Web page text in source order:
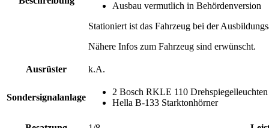
Ausbau vermutlich in Behördenversion
Stationiert ist das Fahrzeug bei der
Nähere Infos zum Fahrzeug sind erwünscht.
Ausrüster k.A.
Sondersignalanlage
2 Bosch RKLE 110 Drehspiegelleuchten
Hella B-133 Starktonhörner